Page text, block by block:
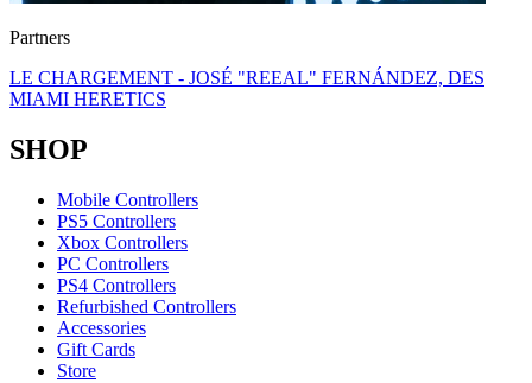
Partners
LE CHARGEMENT - JOSÉ "REEAL" FERNÁNDEZ, DES
MIAMI HERETICS
SHOP
Mobile Controllers
PS5 Controllers
Xbox Controllers
PC Controllers
PS4 Controllers
Refurbished Controllers
Accessories
Gift Cards
Store